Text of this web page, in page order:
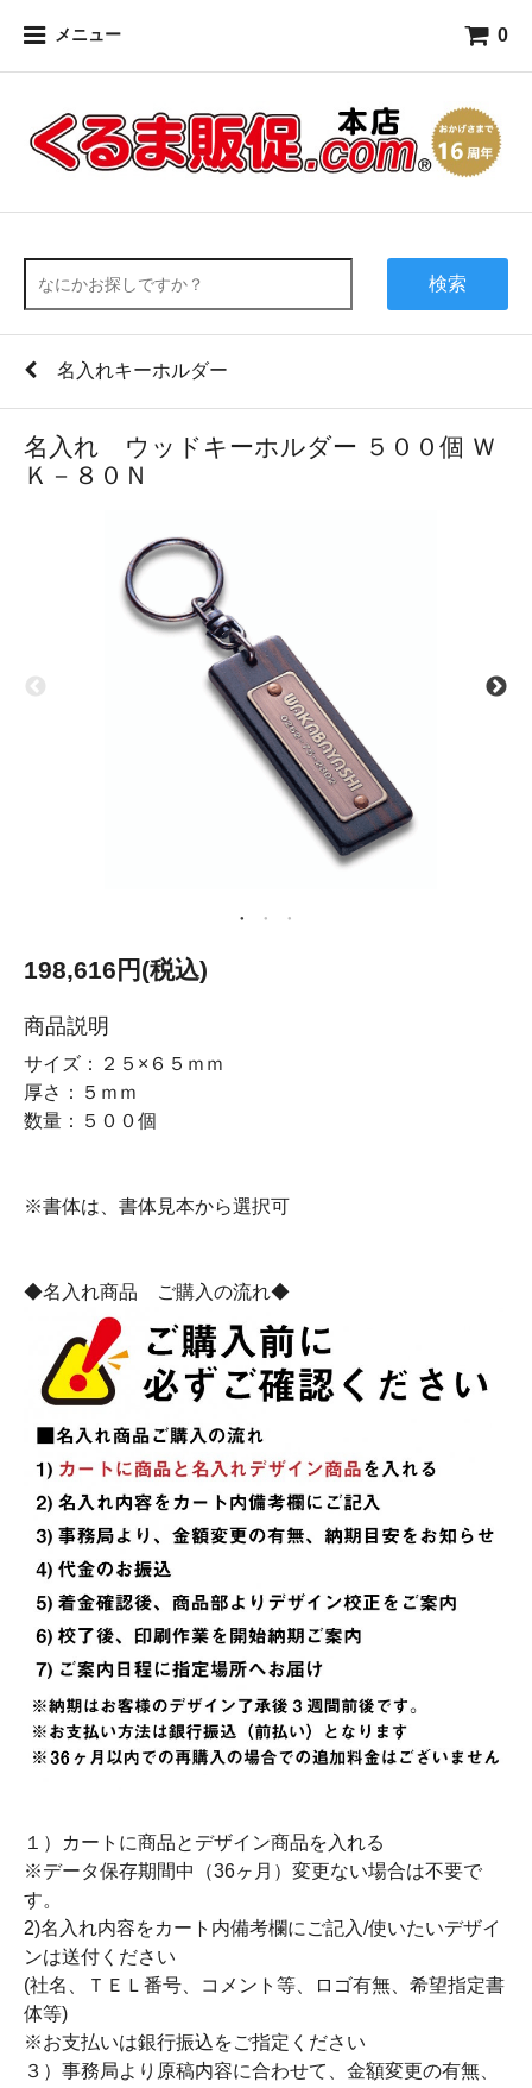
メニュー 0
検索
名入れキーホルダー
名入れ ウッドキーホルダー ５００個 Ｗ
Ｋ－８０Ｎ
198,616円(税込)
商品説明
サイズ：２５×６５ｍｍ
厚さ：５ｍｍ
数量：５００個
※書体は、書体見本から選択可
◆名入れ商品 ご購入の流れ◆
１）カートに商品とデザイン商品を入れる
※データ保存期間中（36ヶ月）変更ない場合は不要で
す。
2)名入れ内容をカート内備考欄にご記入/使いたいデザイ
ンは送付ください
(社名、ＴＥＬ番号、コメント等、ロゴ有無、希望指定書
体等)
※お支払いは銀行振込をご指定ください
３）事務局より原稿内容に合わせて、金額変更の有無、